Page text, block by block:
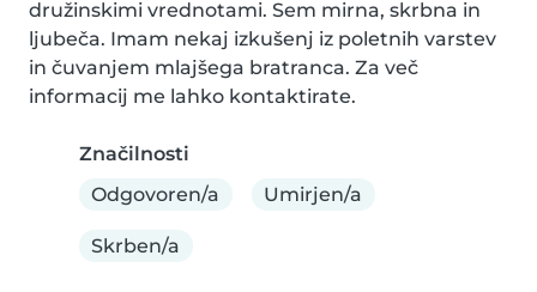
družinskimi vrednotami. Sem mirna, skrbna in
ljubeča. Imam nekaj izkušenj iz poletnih varstev
in čuvanjem mlajšega bratranca. Za več
informacij me lahko kontaktirate.
Značilnosti
Odgovoren/a
Umirjen/a
Skrben/a